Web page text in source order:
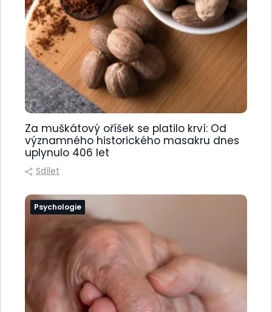
Za muškátový oříšek se platilo krví: Od
významného historického masakru dnes
uplynulo 406 let
Sdílet
Psychologie